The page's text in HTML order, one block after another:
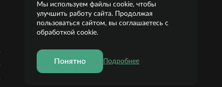
ОГРНИП:
314784729300600, Р/С: 40802810102570002043,
Банк: ОАО "АЛЬФА-БАНК" БИК: 044525593, К/С:
30101810200000000593
Пользовательское соглашение
Политика конфиденциальности
Мы используем файлы cookie, чтобы
улучшить работу сайта. Продолжая
пользоваться сайтом, вы соглашаетесь с
обработкой cookie.
Понятно Подробнее